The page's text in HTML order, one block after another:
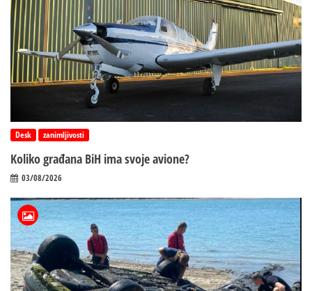
Desk zanimljivosti
Koliko građana BiH ima svoje avione?
03/08/2026